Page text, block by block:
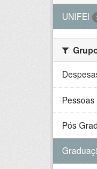
UNIFEI
Pessoas
Pós